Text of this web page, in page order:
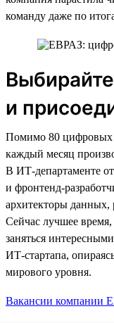
команду даже по
и
Помимо 80 цифровых
каждый месяц
В ИТ-департаменте
и фронтенд-
архитекторы данных,
Сейчас лучшее
заняться
ИТ-стартапа,
мирового уровня.
Вакансии компании